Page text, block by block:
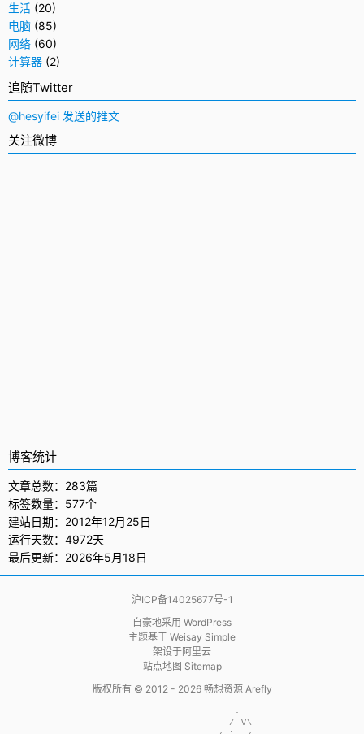
生活 (20)
电脑 (85)
网络 (60)
计算器 (2)
追随Twitter
@hesyifei 发送的推文
关注微博
博客统计
文章总数：283篇
标签数量：577个
建站日期：2012年12月25日
运行天数：4972天
最后更新：2026年5月18日
沪ICP备14025677号-1
自豪地采用 WordPress
主题基于 Weisay Simple
架设于阿里云
站点地图 Sitemap
版权所有 © 2012 - 2026 畅想资源 Arefly
                     .
                    / V\